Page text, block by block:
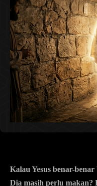
Kalau Yesus benar-
Dia masih perlu makan?